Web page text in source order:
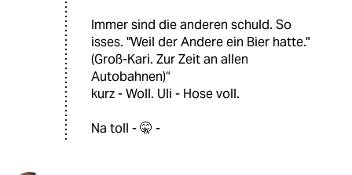
Immer sind die anderen schuld. So
isses. "Weil der Andere ein Bier hatte."
(Groß-Kari. Zur Zeit an allen
Autobahnen)“
kurz - Woll. Uli - Hose voll.
Na toll - 🤫 -